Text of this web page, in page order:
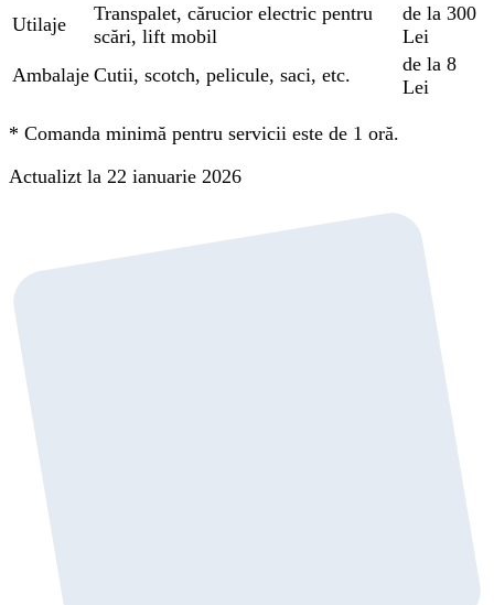
Utilaje
Transpalet, cărucior electric pentru
scări, lift mobil
de la 300
Lei
Ambalaje Cutii, scotch, pelicule, saci, etc.
de la 8
Lei
* Comanda minimă pentru servicii este de 1 oră.
Actualizt la 22 ianuarie 2026